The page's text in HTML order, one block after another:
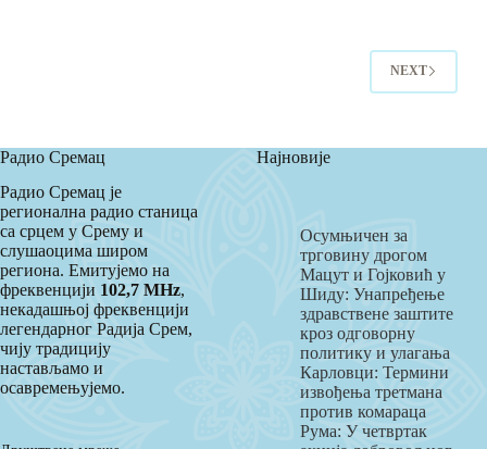
NEXT
Радио Сремац
Радио Сремац је
регионална радио станица
са срцем у Срему и
слушаоцима широм
региона. Емитујемо на
фреквенцији 102,7 MHz,
некадашњој фреквенцији
легендарног Радија Срем,
чију традицију
настављамо и
осавремењујемо.
Најновије
Осумњичен за
трговину дрогом
Мацут и Гојковић у
Шиду: Унапређење
здравствене заштите
кроз одговорну
политику и улагања
Карловци: Термини
извођења третмана
против комараца
Рума: У четвртак